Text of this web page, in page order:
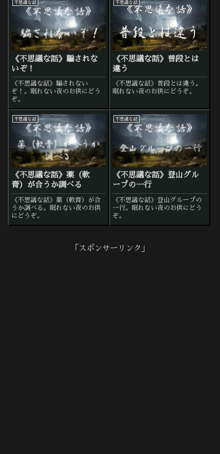
不思議な話
《不思議な話》騙されな
いぞ！
《不思議な話》騙されない
ぞ！。眠れない夜のお供にどう
ぞ。
不思議な話
《不思議な話》普段とは
違う
《不思議な話》普段とは違う。
眠れない夜のお供にどうぞ。
不思議な話
《不思議な話》薬（軟
膏）が合うか調べる
《不思議な話》薬（軟膏）が合
うか調べる。眠れない夜のお供
にどうぞ。
不思議な話
《不思議な話》登山グル
ープの一行
《不思議な話》登山グループの
一行。眠れない夜のお供にどう
ぞ。
「スポンサーリンク」